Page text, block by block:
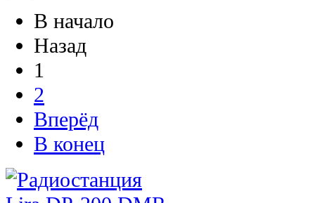
В начало
Назад
1
2
Вперёд
В конец